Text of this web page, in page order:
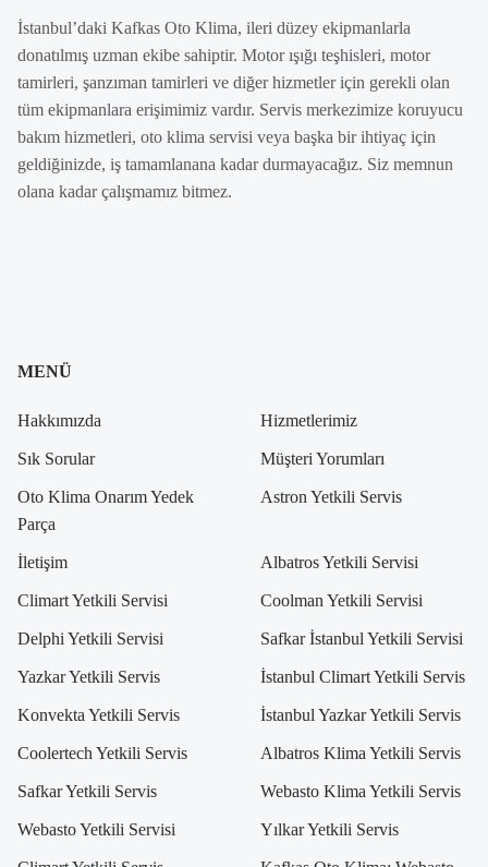
İstanbul’daki Kafkas Oto Klima, ileri düzey ekipmanlarla
donatılmış uzman ekibe sahiptir. Motor ışığı teşhisleri, motor
tamirleri, şanzıman tamirleri ve diğer hizmetler için gerekli olan
tüm ekipmanlara erişimimiz vardır. Servis merkezimize koruyucu
bakım hizmetleri, oto klima servisi veya başka bir ihtiyaç için
geldiğinizde, iş tamamlanana kadar durmayacağız. Siz memnun
olana kadar çalışmamız bitmez.
MENÜ
Hakkımızda Hizmetlerimiz
Sık Sorular Müşteri Yorumları
Oto Klima Onarım Yedek
Parça
Astron Yetkili Servis
İletişim Albatros Yetkili Servisi
Climart Yetkili Servisi Coolman Yetkili Servisi
Delphi Yetkili Servisi Safkar İstanbul Yetkili Servisi
Yazkar Yetkili Servis İstanbul Climart Yetkili Servis
Konvekta Yetkili Servis İstanbul Yazkar Yetkili Servis
Coolertech Yetkili Servis Albatros Klima Yetkili Servis
Safkar Yetkili Servis Webasto Klima Yetkili Servis
Webasto Yetkili Servisi Yılkar Yetkili Servis